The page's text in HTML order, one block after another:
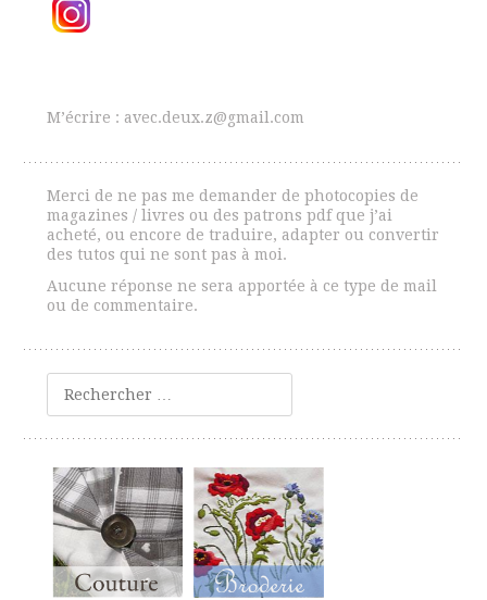
des
M’écrire : avec.deux.z@gmail.com
Merci de ne pas me demander de photocopies de
magazines / livres ou des patrons pdf que j’ai
acheté, ou encore de traduire, adapter ou convertir
des tutos qui ne sont pas à moi.
Aucune réponse ne sera apportée à ce type de mail
ou de commentaire.
Rechercher